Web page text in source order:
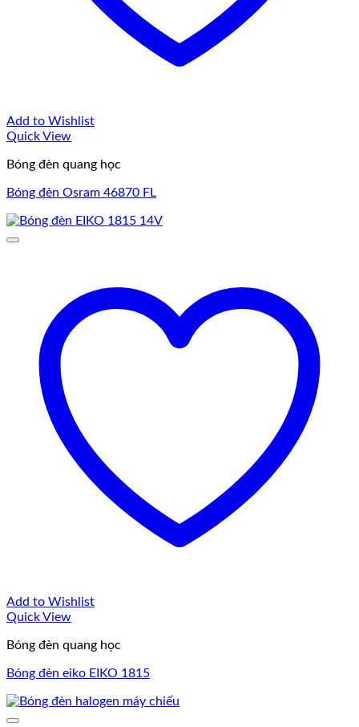
Add to Wishlist
Quick View
Bóng đèn quang học
Bóng đèn Osram 46870 FL
Add to Wishlist
Quick View
Bóng đèn quang học
Bóng đèn eiko EIKO 1815